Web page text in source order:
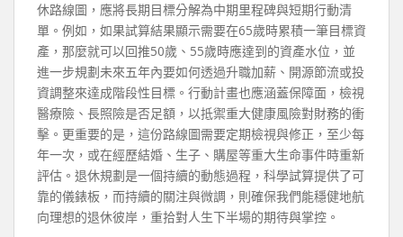
休路線圖，應將長期目標分解為中期里程碑與短期行動清
單。例如，如果試算結果顯示需要在65歲時累積一筆目標資
產，那麼就可以回推50歲、55歲時應達到的資產水位，並
進一步規劃未來五年內要如何透過升職加薪、開源節流或投
資調整來達成階段性目標。行動計畫也應涵蓋保障面，檢視
醫療險、長照險是否足額，以抵禦重大健康風險對財務的衝
擊。更重要的是，這份路線圖需要定期檢視與修正，至少每
年一次，或在經歷結婚、生子、購屋等重大生命事件時重新
評估。退休規劃是一個持續的動態過程，科學試算提供了可
靠的儀錶板，而持續的關注與微調，則確保我們能穩健地航
向理想的退休彼岸，重拾對人生下半場的期待與掌控。